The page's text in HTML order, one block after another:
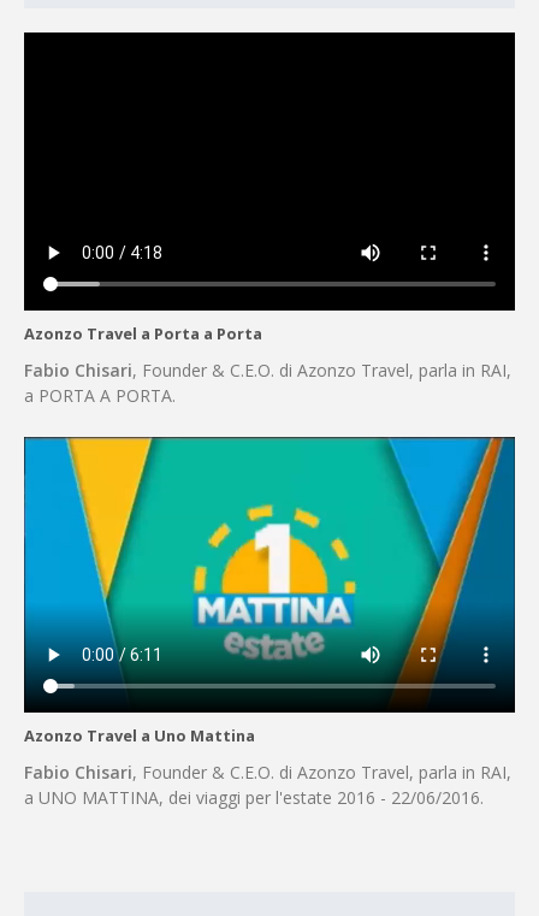
Azonzo Travel a Porta a Porta
Fabio Chisari, Founder & C.E.O. di Azonzo Travel, parla in RAI,
a PORTA A PORTA.
Azonzo Travel a Uno Mattina
Fabio Chisari, Founder & C.E.O. di Azonzo Travel, parla in RAI,
a UNO MATTINA, dei viaggi per l'estate 2016 - 22/06/2016.